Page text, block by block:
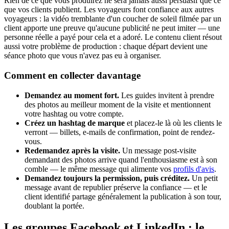
que vos clients publient. Les voyageurs font confiance aux autres
voyageurs : la vidéo tremblante d'un coucher de soleil filmée par un
client apporte une preuve qu'aucune publicité ne peut imiter — une
personne réelle a payé pour cela et a adoré. Le contenu client résout
aussi votre problème de production : chaque départ devient une
séance photo que vous n'avez pas eu à organiser.
Comment en collecter davantage
Demandez au moment fort. Les guides invitent à prendre
des photos au meilleur moment de la visite et mentionnent
votre hashtag ou votre compte.
Créez un hashtag de marque et placez-le là où les clients le
verront — billets, e-mails de confirmation, point de rendez-
vous.
Redemandez après la visite. Un message post-visite
demandant des photos arrive quand l'enthousiasme est à son
comble — le même message qui alimente vos profils d'avis.
Demandez toujours la permission, puis créditez. Un petit
message avant de republier préserve la confiance — et le
client identifié partage généralement la publication à son tour,
doublant la portée.